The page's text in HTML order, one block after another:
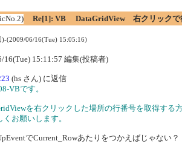
Re[1]: VB DataGridView 右クリックで
)-(2009/06/16(Tue) 15:05:16)
16(Tue) 15:11:57 編集(投稿者)
(hs さん) に返信
VBです。
を右クリックした場所の行番号を取得する
くお願いします。
でCurrent_Rowあたりをつかえばじゃない？